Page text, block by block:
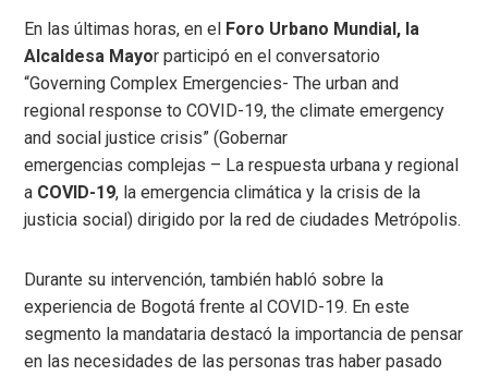
En las últimas horas, en el Foro Urbano Mundial, la
Alcaldesa Mayor participó en el conversatorio
“Governing Complex Emergencies- The urban and
regional response to COVID-19, the climate emergency
and social justice crisis” (Gobernar
emergencias complejas – La respuesta urbana y regional
a COVID-19, la emergencia climática y la crisis de la
justicia social) dirigido por la red de ciudades Metrópolis.
Durante su intervención, también habló sobre la
experiencia de Bogotá frente al COVID-19. En este
segmento la mandataria destacó la importancia de pensar
en las necesidades de las personas tras haber pasado